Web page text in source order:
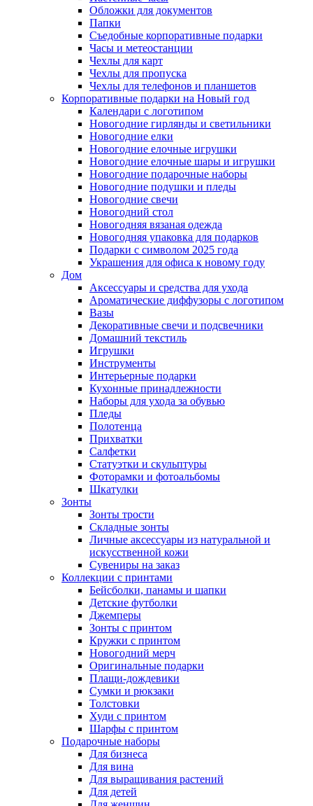
Обложки для документов
Папки
Съедобные корпоративные подарки
Часы и метеостанции
Чехлы для карт
Чехлы для пропуска
Чехлы для телефонов и планшетов
Корпоративные подарки на Новый год
Календари с логотипом
Новогодние гирлянды и светильники
Новогодние елки
Новогодние елочные игрушки
Новогодние елочные шары и игрушки
Новогодние подарочные наборы
Новогодние подушки и пледы
Новогодние свечи
Новогодний стол
Новогодняя вязаная одежда
Новогодняя упаковка для подарков
Подарки с символом 2025 года
Украшения для офиса к новому году
Дом
Аксессуары и средства для ухода
Ароматические диффузоры с логотипом
Вазы
Декоративные свечи и подсвечники
Домашний текстиль
Игрушки
Инструменты
Интерьерные подарки
Кухонные принадлежности
Наборы для ухода за обувью
Пледы
Полотенца
Прихватки
Салфетки
Статуэтки и скульптуры
Фоторамки и фотоальбомы
Шкатулки
Зонты
Зонты трости
Складные зонты
Личные аксессуары из натуральной и
искусственной кожи
Сувениры на заказ
Коллекции с принтами
Бейсболки, панамы и шапки
Детские футболки
Джемперы
Зонты с принтом
Кружки с принтом
Новогодний мерч
Оригинальные подарки
Плащи-дождевики
Сумки и рюкзаки
Толстовки
Худи с принтом
Шарфы с принтом
Подарочные наборы
Для бизнеса
Для вина
Для выращивания растений
Для детей